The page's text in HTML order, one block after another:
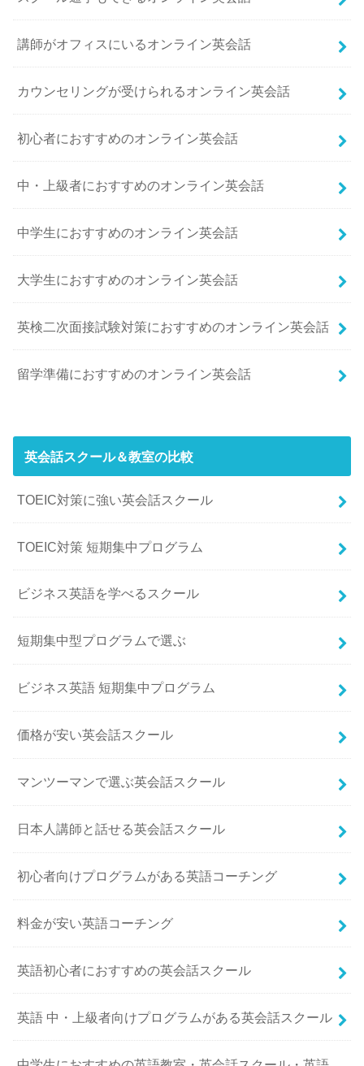
講師がオフィスにいるオンライン英会話
カウンセリングが受けられるオンライン英会話
初心者におすすめのオンライン英会話
中・上級者におすすめのオンライン英会話
中学生におすすめのオンライン英会話
大学生におすすめのオンライン英会話
英検二次面接試験対策におすすめのオンライン英会話
留学準備におすすめのオンライン英会話
英会話スクール＆教室の比較
TOEIC対策に強い英会話スクール
TOEIC対策 短期集中プログラム
ビジネス英語を学べるスクール
短期集中型プログラムで選ぶ
ビジネス英語 短期集中プログラム
価格が安い英会話スクール
マンツーマンで選ぶ英会話スクール
日本人講師と話せる英会話スクール
初心者向けプログラムがある英語コーチング
料金が安い英語コーチング
英語初心者におすすめの英会話スクール
英語 中・上級者向けプログラムがある英会話スクール